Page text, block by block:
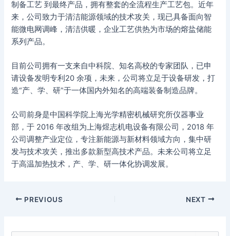
制备工艺 到最终产品，拥有整套的全流程生产工艺包。近年
来，公司致力于清洁能源领域的技术攻关，现已具备面向智
能微电网调峰，清洁供暖，企业工艺供热为市场的熔盐储能
系列产品。
目前公司拥有一支来自中科院、知名高校的专家团队，已申
请设备发明专利20 余项，未来，公司将立足于设备研发，打
造“产、学、研”于一体国内外知名的高端装备制造品牌。
公司前身是中国科学院上海光学精密机械研究所仪器事业
部，于 2016 年改组为上海煜志机电设备有限公司，2018 年
公司调整产业定位，专注新能源与新材料领域方向，集中研
发与技术攻关，推出多款新型高技术产品。未来公司将立足
于高温加热技术，产、学、研一体化协调发展。
PREVIOUS NEXT